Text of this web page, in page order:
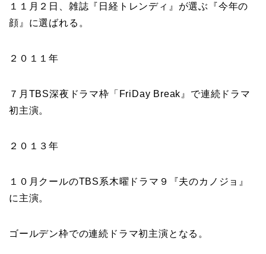
１１月２日、雑誌『 日経トレンディ 』が選ぶ『今年の
顔 』に選ばれる。
２０１１年
７月TBS深夜ドラマ枠「 FriDay Break 』で連続ドラマ
初主演。
２０１３年
１０月クールのTBS系木曜ドラマ９ 『夫のカノジョ 』
に主演。
ゴールデン枠での連続ドラマ初主演となる。